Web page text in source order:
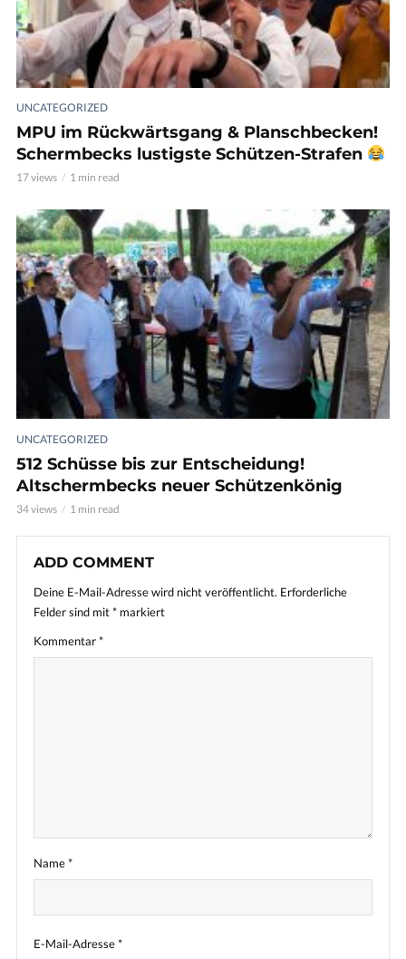
UNCATEGORIZED
MPU im Rückwärtsgang & Planschbecken!
Schermbecks lustigste Schützen-Strafen
17 views 1 min read
UNCATEGORIZED
512 Schüsse bis zur Entscheidung!
Altschermbecks neuer Schützenkönig
34 views 1 min read
ADD COMMENT
Deine E-Mail-Adresse wird nicht veröffentlicht. Erforderliche
Felder sind mit* markiert
Kommentar*
Name*
E-Mail-Adresse*